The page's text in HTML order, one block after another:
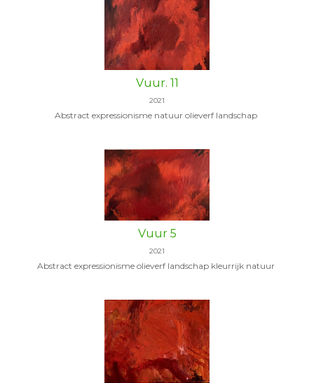
Vuur. 11
2021
Abstract expressionisme natuur olieverf landschap
Vuur 5
2021
Abstract expressionisme olieverf landschap kleurrijk natuur